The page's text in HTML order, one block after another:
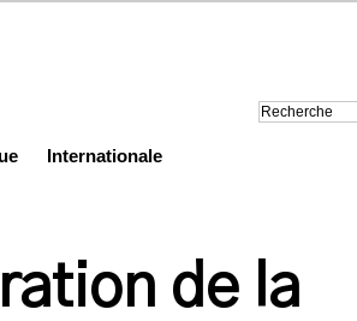
Internationale
de la